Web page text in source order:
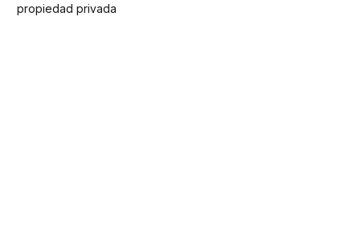
propiedad privada